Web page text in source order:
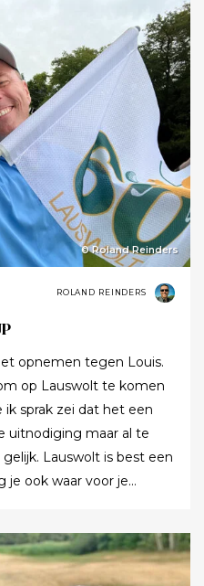
© Roland Reinders
ROLAND REINDERS
opnemen tegen Louis.
op Lauswolt te komen
sprak zei dat het een
uitnodiging maar al te
Lauswolt is best een
je ook waar voor je
dat ik het nu echt niet